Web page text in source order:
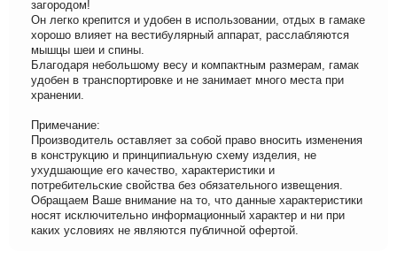
загородом!
Он легко крепится и удобен в использовании, отдых в гамаке
хорошо влияет на вестибулярный аппарат, расслабляются
мышцы шеи и спины.
Благодаря небольшому весу и компактным размерам, гамак
удобен в транспортировке и не занимает много места при
хранении.
Примечание:
Производитель оставляет за собой право вносить изменения
в конструкцию и принципиальную схему изделия, не
ухудшающие его качество, характеристики и
потребительские свойства без обязательного извещения.
Обращаем Ваше внимание на то, что данные характеристики
носят исключительно информационный характер и ни при
каких условиях не являются публичной офертой.